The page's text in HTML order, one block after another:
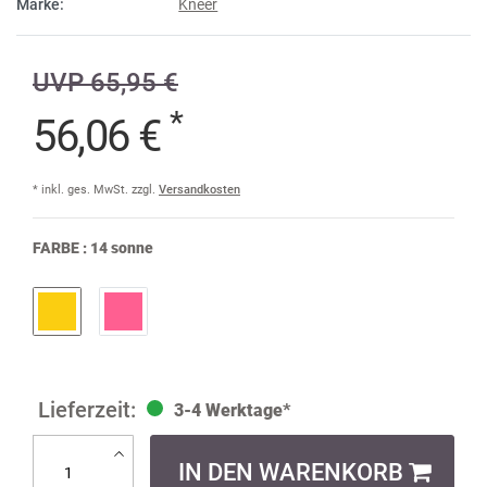
Marke:
Kneer
UVP 65,95 €
56,06 € *
* inkl. ges. MwSt. zzgl. Versandkosten
FARBE : 14 sonne
3-4 Werktage*
IN DEN WARENKORB